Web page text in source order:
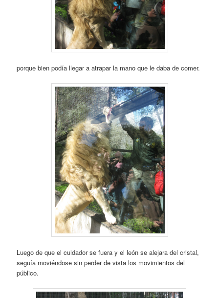
porque bien podía llegar a atrapar la mano que le daba de comer.
Luego de que el cuidador se fuera y el león se alejara del cristal,
seguía moviéndose sin perder de vista los movimientos del
público.